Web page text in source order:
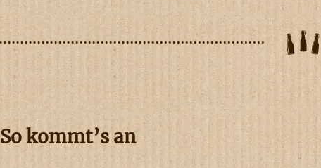
So kommt’s an